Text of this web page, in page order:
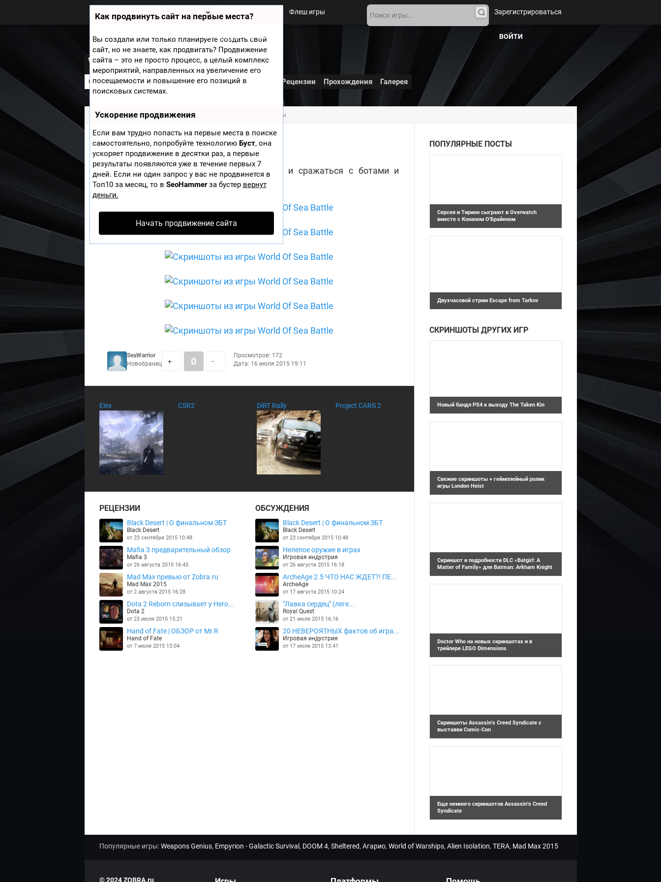
Как продвинуть сайт на первые места?
Вы создали или только планируете создать свой
сайт, но не знаете, как продвигать? Продвижение
сайта – это не просто процесс, а целый комплекс
мероприятий, направленных на увеличение его
посещаемости и повышение его позиций в
поисковых системах.
Ускорение продвижения
Если вам трудно попасть на первые места в поиске
самостоятельно, попробуйте технологию Буст, она
ускоряет продвижение в десятки раз, а первые
результаты появляются уже в течение первых 7
дней. Если ни один запрос у вас не продвинется в
Топ10 за месяц, то в SeoHammerза бустер вернут
деньги.
Начать продвижение сайта
Zobra.ru - Игровое сообщество -
все о играх
П
ф
ор
м
ы
Новости Флеш игры
Мини игры О сайте
На
йти
Зарегистрироваться
ВОЙТИ
World Of Sea Battle
Скриншоты Видео Новости Обои Дополнения Рецензии Прохождения Галерея
Zobra.ru»Игры»World Of Sea Battle » Скриншоты из игры
Скриншоты из игры
В игре нужно прокачивать свои корабли и сражаться с ботами и
другими игроками
SeaWarrior
Новобранец
+ 0 -
Просмотров: 172
Дата: 16 июля 2015 19:11
Elex CSR2 DiRT Rally Project CARS 2
РЕЦЕНЗИИ
Black Desert | О финальном ЗБТ
Black Desert
от 23 сентября 2015 10:48
Mafia 3 предварительный обзор
Mafia 3
от 26 августа 2015 16:45
Mad Max превью от Zobra.ru
Mad Max 2015
от 2 августа 2015 16:28
Dota 2 Reborn слизывает у Hero...
Dota 2
от 23 июля 2015 15:21
Hand of Fate | ОБЗОР от Mr.R
Hand of Fate
от 7 июля 2015 13:04
ОБСУЖДЕНИЯ
Black Desert | О финальном ЗБТ
Black Desert
от 23 сентября 2015 10:48
Нелепое оружие в играх
Игровая индустрия
от 26 августа 2015 16:18
ArcheAge 2.5 ЧТО НАС ЖДЕТ?! ПЕ...
ArcheAge
от 17 августа 2015 10:24
"Лавка сердец" (леге...
Royal Quest
от 21 июля 2015 16:16
20 НЕВЕРОЯТНЫХ фактов об игра...
Игровая индустрия
от 17 июля 2015 13:41
ПОПУЛЯРНЫЕ ПОСТЫ
Overwatch
Серсея и Тирион сыграют в Overwatch
вместе с Конаном О'Брайеном
Escape from Tarkov
Двухчасовой стрим Escape from Tarkov
СКРИНШОТЫ ДРУГИХ ИГР
Destiny
Новый бандл PS4 к выходу The Taken Kin
London Heist
Свежие скриншоты + геймплейный ролик
игры London Heist
Batman: Arkham Knight
Скриншот и подробности DLC «Batgirl: A
Matter of Family» для Batman: Arkham Knight
LEGO Dimensions
Doctor Who на новых скриншотах и в
трейлере LEGO Dimensions
Assassin's Creed Syndicate
Скриншоты Assassin's Creed Syndicate с
выставки Comic-Con
Assassin's Creed Syndicate
Еще немного скриншотов Assassin's Creed
Syndicate
Популярные игры:Weapons Genius, Empyrion - Galactic Survival , DOOM 4, Sheltered, Агарио, World of Warships, Alien Isolation, TERA, Mad Max 2015
© 2024 ZOBRA.ru